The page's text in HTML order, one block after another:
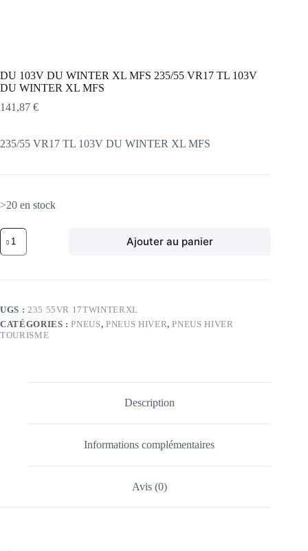
DU 103V DU WINTER XL MFS 235/55 VR17 TL 103V
DU WINTER XL MFS
141,87 €
235/55 VR17 TL 103V DU WINTER XL MFS
>20 en stock
quantité
de
DU
DU
MFS
235/55
VR17
WINTER
Ajouter au panier
UGS : 235 55VR 17TWINTERXL
CATÉGORIES :PNEUS,PNEUS HIVER,PNEUS HIVER
TOURISME
Description
Informations complémentaires
Avis (0)